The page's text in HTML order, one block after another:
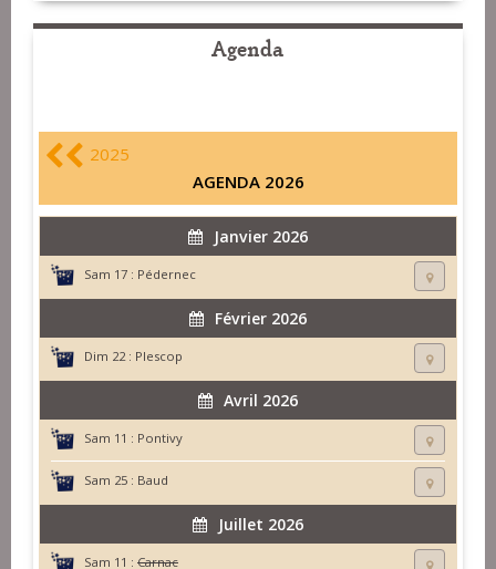
Agenda
2025
AGENDA 2026
Janvier 2026
Sam 17 : Pédernec
Février 2026
Dim 22 : Plescop
Avril 2026
Sam 11 : Pontivy
Sam 25 : Baud
Juillet 2026
Sam 11 : Carnac